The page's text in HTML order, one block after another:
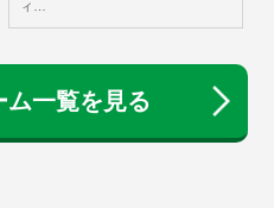
ィ…
ム一覧を見る